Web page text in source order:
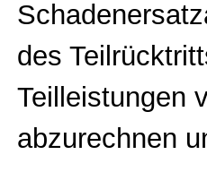
des
Teilleistungen
abzurechnen